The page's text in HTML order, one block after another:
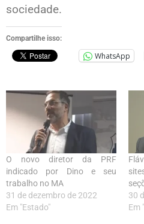
sociedade.
Compartilhe isso:
WhatsApp
O novo diretor da PRF
indicado por Dino e seu
trabalho no MA
31 de dezembro de 2022
Em "Estado"
30
Em